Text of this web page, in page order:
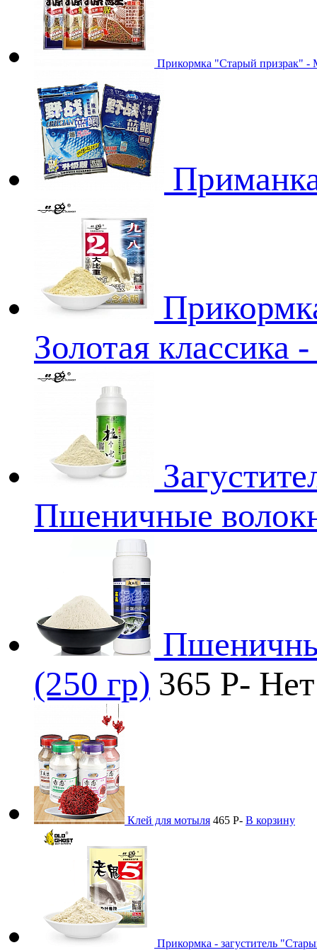
Прикормка "Старый призрак" -
Золотая классика
Пшеничные
(250 гр) 365 P-
Клей для мотыля 465 Р- В корзину
Прикормка - загуститель